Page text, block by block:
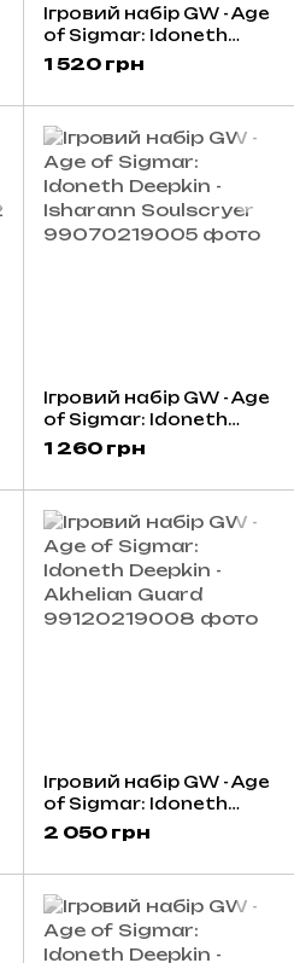
Ігровий набір GW - Age
of Sigmar: Idoneth
Deepkin - Lotann
Warden of The Soul
1 520 грн
Ігровий набір GW - Age
of Sigmar: Idoneth
Deepkin - Isharann
Soulscryer
1 260 грн
Ігровий набір GW - Age
of Sigmar: Idoneth
Deepkin - Akhelian
2 050 грн